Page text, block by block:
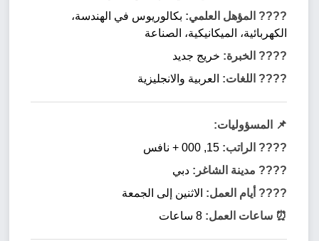
???? المؤهل العلمي: بكالوريوس في الهندسة،
الكهربائية، الميكانيكية، الصناعة
???? الخبرة: خريج جديد
????️ اللغات: العربية والانجليزية
📌 المسؤوليات:
???? الراتب:
???? مدينة الشاغر: دبي
???? أيام العمل: الاثنين إلى الجمعة
⏰ ساعات العمل: